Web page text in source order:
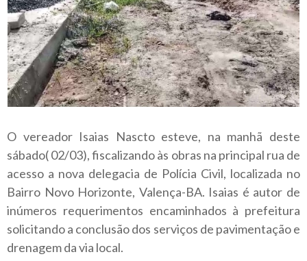
O vereador Isaias Nascto esteve, na manhã deste
sábado( 02/03), fiscalizando às obras na principal rua de
acesso a nova delegacia de Polícia Civil, localizada no
Bairro Novo Horizonte, Valença-BA. Isaias é autor de
inúmeros requerimentos encaminhados à prefeitura
solicitando a conclusão dos serviços de pavimentação e
drenagem da via local.